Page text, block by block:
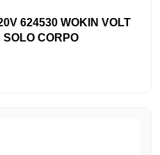
624530 WOKIN VOLT
CORPO